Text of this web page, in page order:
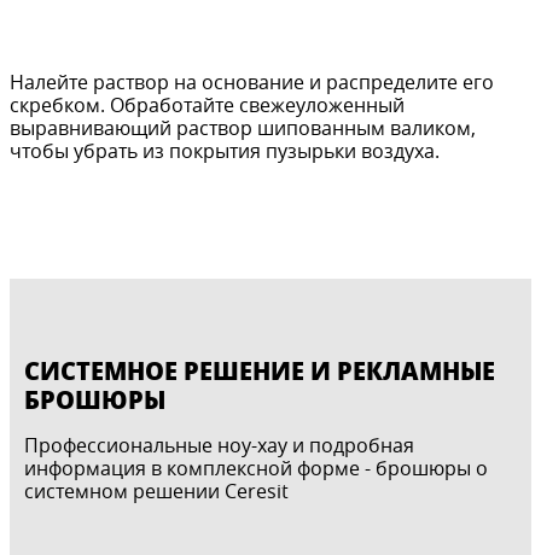
Налейте раствор на основание и распределите его
скребком. Обработайте свежеуложенный
выравнивающий раствор шипованным валиком,
чтобы убрать из покрытия пузырьки воздуха.
СИСТЕМНОЕ РЕШЕНИЕ И РЕКЛАМНЫЕ
БРОШЮРЫ
Профессиональные ноу-хау и подробная
информация в комплексной форме - брошюры о
системном решении Ceresit